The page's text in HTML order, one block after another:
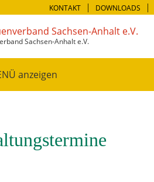
KONTAKT DOWNLOADS
Sachsen-Anhalt e.V.